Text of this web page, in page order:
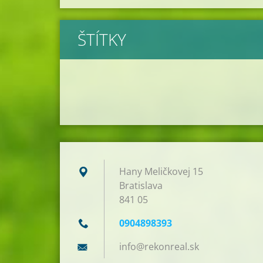
ŠTÍTKY
Hany Meličkovej 15
Bratislava
841 05
0904898393
info@rekonreal.sk